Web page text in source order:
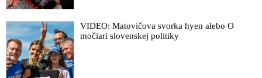
VIDEO: Matovičova svorka hyen alebo O
močiari slovenskej politiky